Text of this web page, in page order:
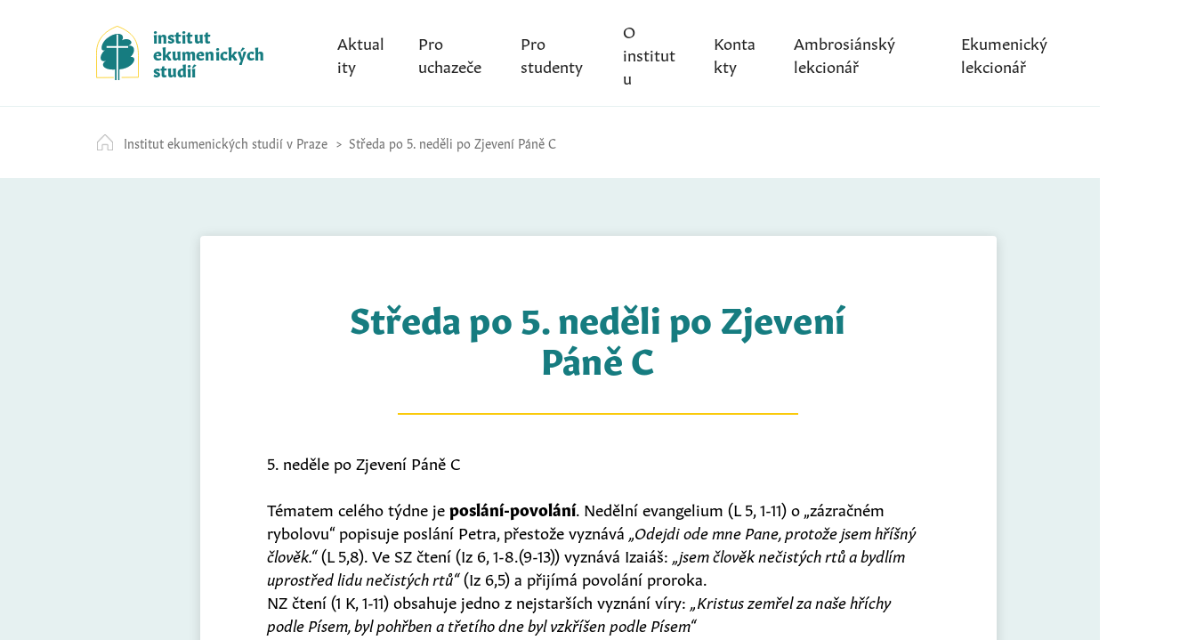
k
i
p
t
c
o
institut
ekumenických
studií
Aktual
ity
Pro
uchazeče
Pro
studenty
O
institut
u
Konta
kty
Ambrosiánský
lekcionář
Ekumenický
lekcionář
Institut ekumenických studií v Praze Středa po 5. neděli po Zjevení Páně C
Středa po 5. neděli po Zjevení
Páně C
5. neděle po Zjevení Páně C
Tématem celého týdne jeposlání-povolání. Nedělní evangelium (L 5, 1-11) o „zázračném
rybolovu“ popisuje poslání Petra, přestože vyznává „Odejdi ode mne Pane, protože jsem hříšný
člověk.“(L 5,8). Ve SZ čtení (Iz 6, 1-8.(9-13)) vyznává Izaiáš: „jsem člověk nečistých rtů a bydlím
uprostřed lidu nečistých rtů“(Iz 6,5) a přijímá povolání proroka.
NZ čtení (1 K, 1-11) obsahuje jedno z nejstarších vyznání víry: „Kristus zemřel za naše hříchy
podle Písem, byl pohřben a třetího dne byl vzkříšen podle Písem“